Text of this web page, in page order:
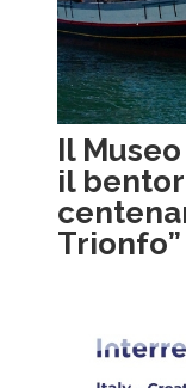
Il
il
Trionfo”